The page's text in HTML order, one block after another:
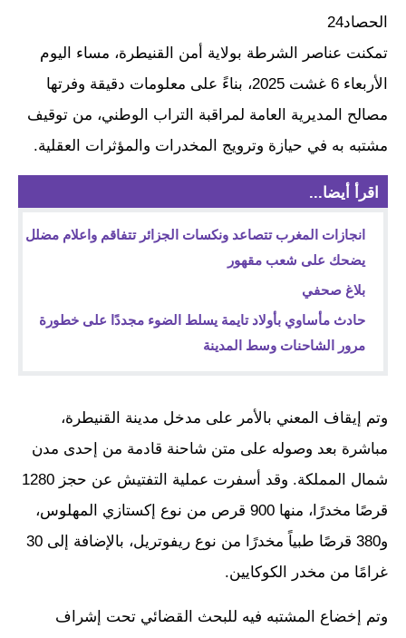
الحصاد24
تمكنت عناصر الشرطة بولاية أمن القنيطرة، مساء اليوم
الأربعاء 6 غشت 2025، بناءً على معلومات دقيقة وفرتها
مصالح المديرية العامة لمراقبة التراب الوطني، من توقيف
مشتبه به في حيازة وترويج المخدرات والمؤثرات العقلية.
اقرأ أيضا...
انجازات المغرب تتصاعد ونكسات الجزائر تتفاقم واعلام مضلل
يضحك على شعب مقهور
بلاغ صحفي
حادث مأساوي بأولاد تايمة يسلط الضوء مجددًا على خطورة
مرور الشاحنات وسط المدينة
وتم إيقاف المعني بالأمر على مدخل مدينة القنيطرة،
مباشرة بعد وصوله على متن شاحنة قادمة من إحدى مدن
شمال المملكة. وقد أسفرت عملية التفتيش عن حجز 1280
قرصًا مخدرًا، منها 900 قرص من نوع إكستازي المهلوس،
و380 قرصًا طبياً مخدرًا من نوع ريفوتريل، بالإضافة إلى 30
غرامًا من مخدر الكوكايين.
وتم إخضاع المشتبه فيه للبحث القضائي تحت إشراف